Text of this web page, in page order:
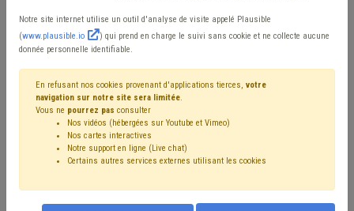
30 Janvier 2025 - Elodie BAVAY, Mathieu LAMBERT, Marie-Laure
VAN RILLAER
Depuis le 1erseptembre 2023, l’obligation de recourir à
la plateforme e-Procurement a été étendue,
principalement en procédure négociée sans publication
notre actualité du 7 février 2023).
Notre site internet utilise un outil d'analyse de visite appelé Plausible
(www.plausible.io
) qui prend en charge le suivi sans cookie et ne collecte aucune
donnée personnelle identifiable.
En refusant nos cookies provenant d'applications tierces, votre
navigation sur notre site sera limitée.
Vous ne pourrez pas consulter
Nos vidéos (hébergées sur Youtube et Vimeo)
Nos cartes interactives
Notre support en ligne (Live chat)
Certains autres services externes utilisant les cookies